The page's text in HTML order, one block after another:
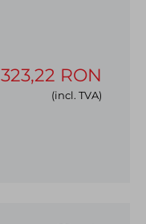
323,22 RON
(incl. TVA)